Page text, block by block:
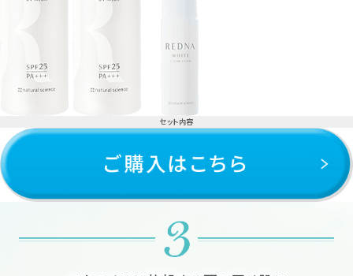
セット内容
①ホワイトUVミルク 110ml×2本
②ホワイトクリアフォーム 20ml